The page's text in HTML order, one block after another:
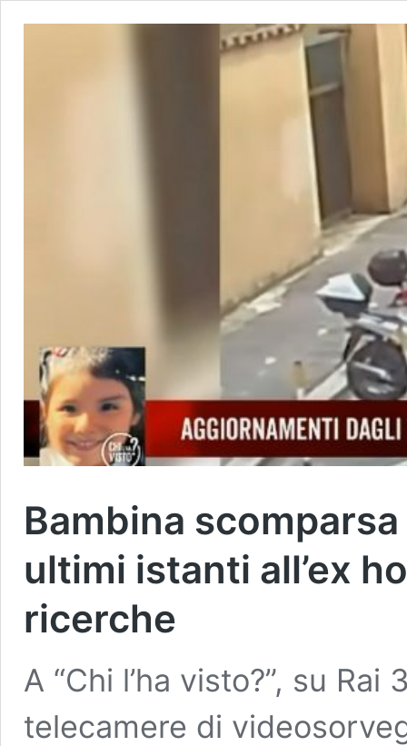
Bambina
ultimi istanti all’ex
ricerche
A “Chi l’ha visto?”, su
telecamere di